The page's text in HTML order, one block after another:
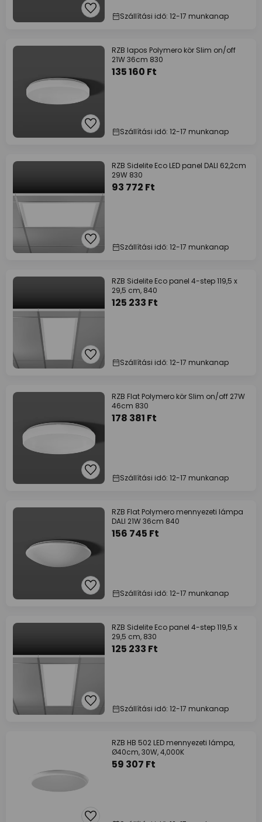
Szállítási idő: 12-17 munkanap
RZB lapos Polymero kör Slim on/off
21W 36cm 830
135 160 Ft
Szállítási idő: 12-17 munkanap
RZB Sidelite Eco LED panel DALI 62,2cm
29W 830
93 772 Ft
Szállítási idő: 12-17 munkanap
RZB Sidelite Eco panel 4-step 119,5 x
29,5 cm, 840
125 233 Ft
Szállítási idő: 12-17 munkanap
RZB Flat Polymero kör Slim on/off 27W
46cm 830
178 381 Ft
Szállítási idő: 12-17 munkanap
RZB Flat Polymero mennyezeti lámpa
DALI 21W 36cm 840
156 745 Ft
Szállítási idő: 12-17 munkanap
RZB Sidelite Eco panel 4-step 119,5 x
29,5 cm, 830
125 233 Ft
Szállítási idő: 12-17 munkanap
RZB HB 502 LED mennyezeti lámpa,
Ø40cm, 30W, 4,000K
59 307 Ft